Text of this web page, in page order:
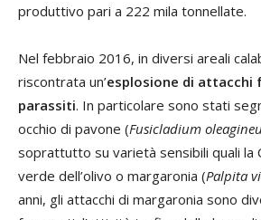
produttivo pari a 222 mila tonnellate.
Nel febbraio 2016, in diversi areali
riscontrata un’esplosione di attacchi
parassiti. In particolare sono stati
occhio di pavone (Fusicladium
soprattutto su varietà sensibili quali la
verde dell’olivo o margaronia (Palpita
anni, gli attacchi di margaronia sono